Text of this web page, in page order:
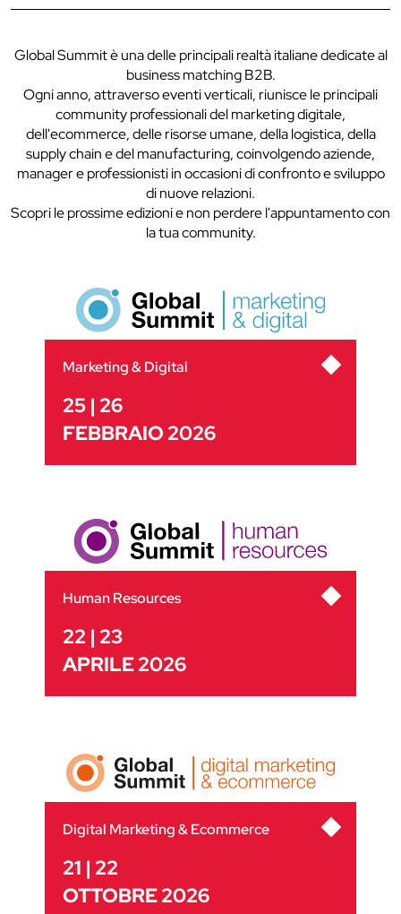
Global Summit è una delle principali realtà italiane dedicate al
business matching B2B.
Ogni anno, attraverso eventi verticali, riunisce le principali
community professionali del marketing digitale,
dell'ecommerce, delle risorse umane, della logistica, della
supply chain e del manufacturing, coinvolgendo aziende,
manager e professionisti in occasioni di confronto e sviluppo
di nuove relazioni.
Scopri le prossime edizioni e non perdere l'appuntamento con
la tua community.
Marketing & Digital
25 | 26
FEBBRAIO 2026
Human Resources
22 | 23
APRILE 2026
Digital Marketing & Ecommerce
21 | 22
OTTOBRE 2026